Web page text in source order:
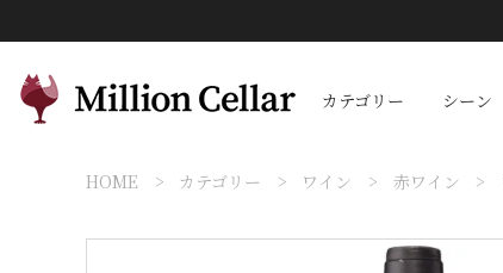
カテゴリー シーン
HOME カテゴリー ワイン 赤ワイン